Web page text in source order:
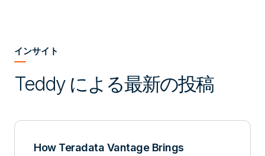
インサイト
Teddy による最新の投稿
How Teradata Vantage Brings